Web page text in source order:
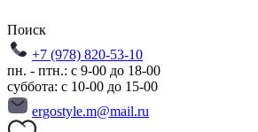
Поиск
+7 (978) 820-53-10
пн. - птн.: с 9-00 до 18-00
суббота: с 10-00 до 15-00
ergostyle.m@mail.ru